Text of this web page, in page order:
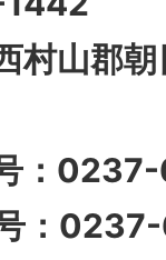
村山郡
：
：